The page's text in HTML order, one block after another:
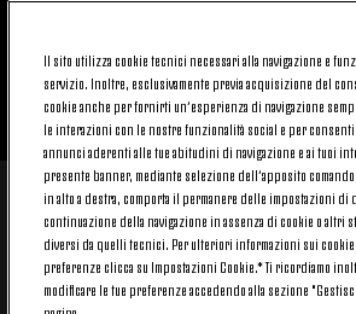
TORNA SU
© 2026 Juventus Football Club S.p.A.
Juventus Football Club S.p.A. Via Druento, 175
CONTACT CENTER (+39) 011.45.30.486. Il
venerdì (9-20) e il sabato (9-15), festivi esclusi.
Il costo del servizio varia in base al piano
Il sito utilizza cookie tecnici necessari alla navigazione e
servizio. Inoltre, esclusivamente previa acquisizione del
cookie anche per fornirti un’esperienza di navigazione
le interazioni con le nostre funzionalità social e per
annunci aderenti alle tue abitudini di navigazione e ai tuoi
presente banner, mediante selezione dell’apposito
in alto a destra, comporta il permanere delle impostazioni di
continuazione della navigazione in assenza di cookie o altri
diversi da quelli tecnici. Per ulteriori informazioni sui cookie
preferenze clicca su Impostazioni Cookie.* Ti ricordiamo
modificare le tue preferenze accedendo alla sezione